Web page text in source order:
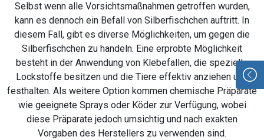
Selbst wenn alle Vorsichtsmaßnahmen getroffen wurden,
kann es dennoch ein Befall von Silberfischchen auftritt. In
diesem Fall, gibt es diverse Möglichkeiten, um gegen die
Silberfischchen zu handeln. Eine erprobte Möglichkeit
besteht in der Anwendung von Klebefallen, die spezielle
Lockstoffe besitzen und die Tiere effektiv anziehen und
festhalten. Als weitere Option kommen chemische Präparate
wie geeignete Sprays oder Köder zur Verfügung, wobei
diese Präparate jedoch umsichtig und nach exakten
Vorgaben des Herstellers zu verwenden sind.